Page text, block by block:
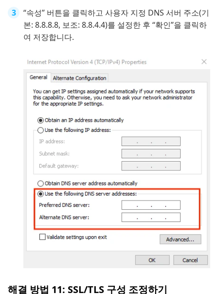
“속성” 버튼을 클릭하고 사용자 지정 DNS 서버 주소(기
본: 8.8.8.8, 보조: 8.8.4.4)를 설정한 후 “확인”을 클릭하
여 저장합니다.
해결 방법 11: SSL/TLS 구성 조정하기